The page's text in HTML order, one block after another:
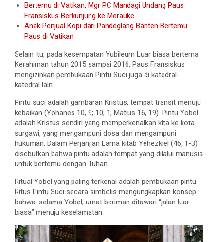
Bertemu di Vatikan, Mgr PC Mandagi Undang Paus
Fransiskus Berkunjung ke Merauke
Anak Penjual Kopi dari Pandeglang Banten Bertemu
Paus di Vatikan
Selain itu, pada kesempatan Yubileum Luar biasa bertema
Kerahiman tahun 2015 sampai 2016, Paus Fransiskus
mengizinkan pembukaan Pintu Suci juga di katedral-
katedral lain.
Pintu suci adalah gambaran Kristus, tempat transit menuju
kebaikan (Yohanes 10, 9; 10, 1; Matius 16, 19). Pintu Yobel
adalah Kristus sendiri yang memperkenalkan kita ke kota
surgawi, yang mengampuni dosa dan mengampuni
hukuman. Dalam Perjanjian Lama kitab Yehezkiel (46, 1-3)
disebutkan bahwa pintu adalah tempat yang dilalui manusia
untuk bertemu dengan Tuhan.
Ritual Yobel yang paling terkenal adalah pembukaan pintu.
Ritus Pintu Suci secara simbolis mengungkapkan konsep
bahwa, selama Yobel, umat beriman ditawari “jalan luar
biasa” menuju keselamatan.